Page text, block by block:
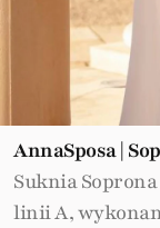
AnnaSposa |
Suknia
linii A,